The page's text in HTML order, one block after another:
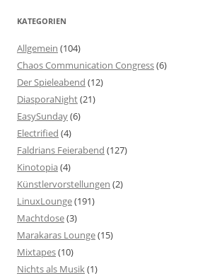
KATEGORIEN
Allgemein (104)
Chaos Communication Congress(6)
Der Spieleabend (12)
DiasporaNight(21)
EasySunday(6)
Electrified (4)
Faldrians Feierabend (127)
Kinotopia(4)
Künstlervorstellungen (2)
LinuxLounge(191)
Machtdose(3)
Marakaras Lounge(15)
Mixtapes(10)
Nichts als Musik(1)